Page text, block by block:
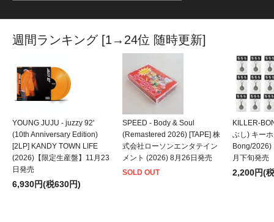
週間ランキング [1→24位 随時更新]
YOUNG JUJU - juzzy 92'
(10th Anniversary Edition)
[2LP] KANDY TOWN LIFE
(2026)【限定生産盤】11月23
日発売
6,930円(税630円)
SPEED - Body & Soul
(Remastered 2026) [TAPE] 株
式会社ローソンエンタテイン
メント (2026) 8月26日発売
SOLD OUT
KILLER-
ぶし) キー
Bong/2026)
月下旬発売
2,200円(